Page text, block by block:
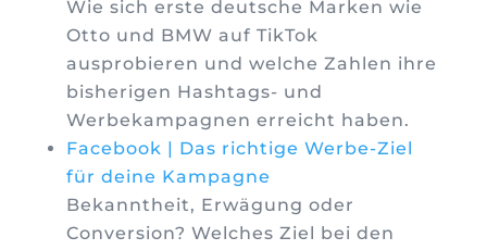
Wie sich erste deutsche Marken wie
Otto und BMW auf TikTok
ausprobieren und welche Zahlen ihre
bisherigen Hashtags- und
Werbekampagnen erreicht haben.
Facebook | Das richtige Werbe-Ziel
für deine Kampagne
Bekanntheit, Erwägung oder
Conversion? Welches Ziel bei den